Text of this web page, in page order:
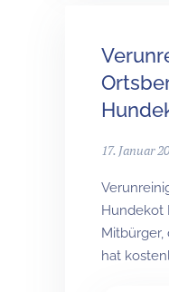
17. Januar
Hundekot
hat